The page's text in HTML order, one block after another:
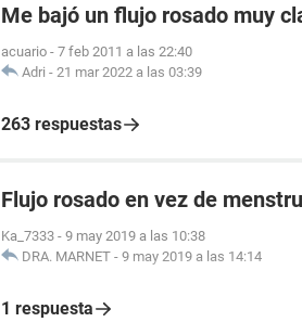
Me bajó un flujo rosado muy
acuario - 7 feb 2011 a las 22:40
Adri - 21 mar 2022 a las 03:39
263 respuestas
Flujo rosado en vez de
Ka_7333 - 9 may 2019 a las 10:38
DRA. MARNET - 9 may 2019 a las 14:14
1 respuesta